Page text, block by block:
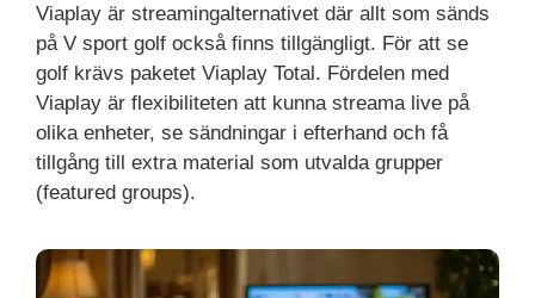
Viaplay är streamingalternativet där allt som sänds
på V sport golf också finns tillgängligt. För att se
golf krävs paketet Viaplay Total. Fördelen med
Viaplay är flexibiliteten att kunna streama live på
olika enheter, se sändningar i efterhand och få
tillgång till extra material som utvalda grupper
(featured groups).